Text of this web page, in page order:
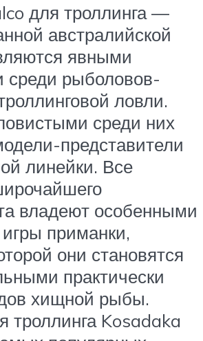
для троллинга —
австралийской
явными
среди рыболовов-
ловли.
среди них
представители
линейки. Все
владеют особенными
приманки,
они становятся
практически
хищной рыбы.
троллинга Kosadaka